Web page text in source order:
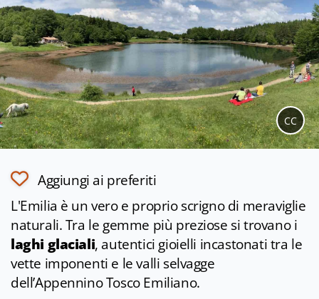
CC
Aggiungi ai preferiti
L'Emilia è un vero e proprio scrigno di meraviglie
naturali. Tra le gemme più preziose si trovano i
laghi glaciali, autentici gioielli incastonati tra le
vette imponenti e le valli selvagge
dell’Appennino Tosco Emiliano.